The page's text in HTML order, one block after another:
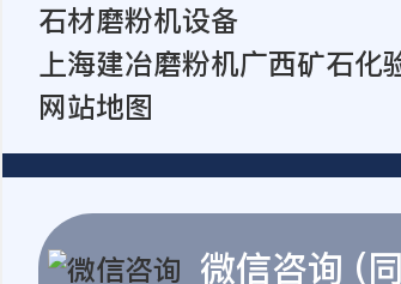
石材磨粉机设备
上海建冶磨粉机广西矿石化
网站地图
微信咨询 (